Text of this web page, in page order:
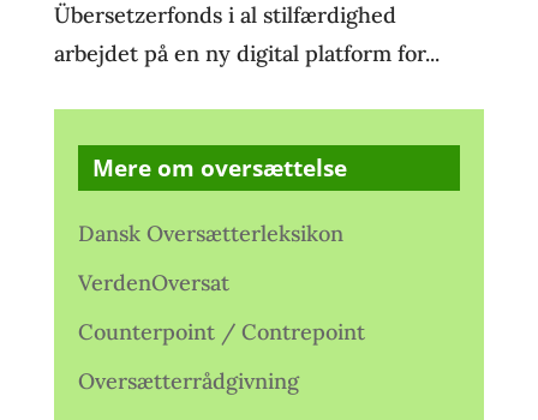
Übersetzerfonds i al stilfærdighed
arbejdet på en ny digital platform for...
Mere om oversættelse
Dansk Oversætterleksikon
VerdenOversat
Counterpoint / Contrepoint
Oversætterrådgivning